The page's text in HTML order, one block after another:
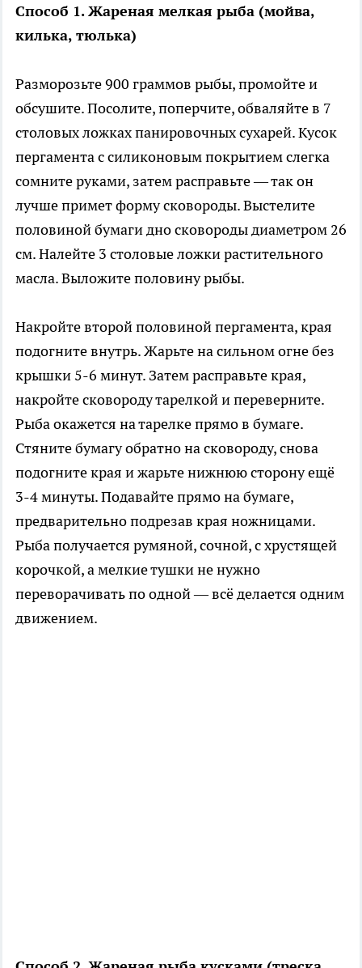
Способ 1. Жареная мелкая рыба (мойва,
килька, тюлька)
Разморозьте 900 граммов рыбы, промойте и
обсушите. Посолите, поперчите, обваляйте в 7
столовых ложках панировочных сухарей. Кусок
пергамента с силиконовым покрытием слегка
сомните руками, затем расправьте — так он
лучше примет форму сковороды. Выстелите
половиной бумаги дно сковороды диаметром 26
см. Налейте 3 столовые ложки растительного
масла. Выложите половину рыбы.
Накройте второй половиной пергамента, края
подогните внутрь. Жарьте на сильном огне без
крышки 5-6 минут. Затем расправьте края,
накройте сковороду тарелкой и переверните.
Рыба окажется на тарелке прямо в бумаге.
Стяните бумагу обратно на сковороду, снова
подогните края и жарьте нижнюю сторону ещё
3-4 минуты. Подавайте прямо на бумаге,
предварительно подрезав края ножницами.
Рыба получается румяной, сочной, с хрустящей
корочкой, а мелкие тушки не нужно
переворачивать по одной — всё делается одним
движением.